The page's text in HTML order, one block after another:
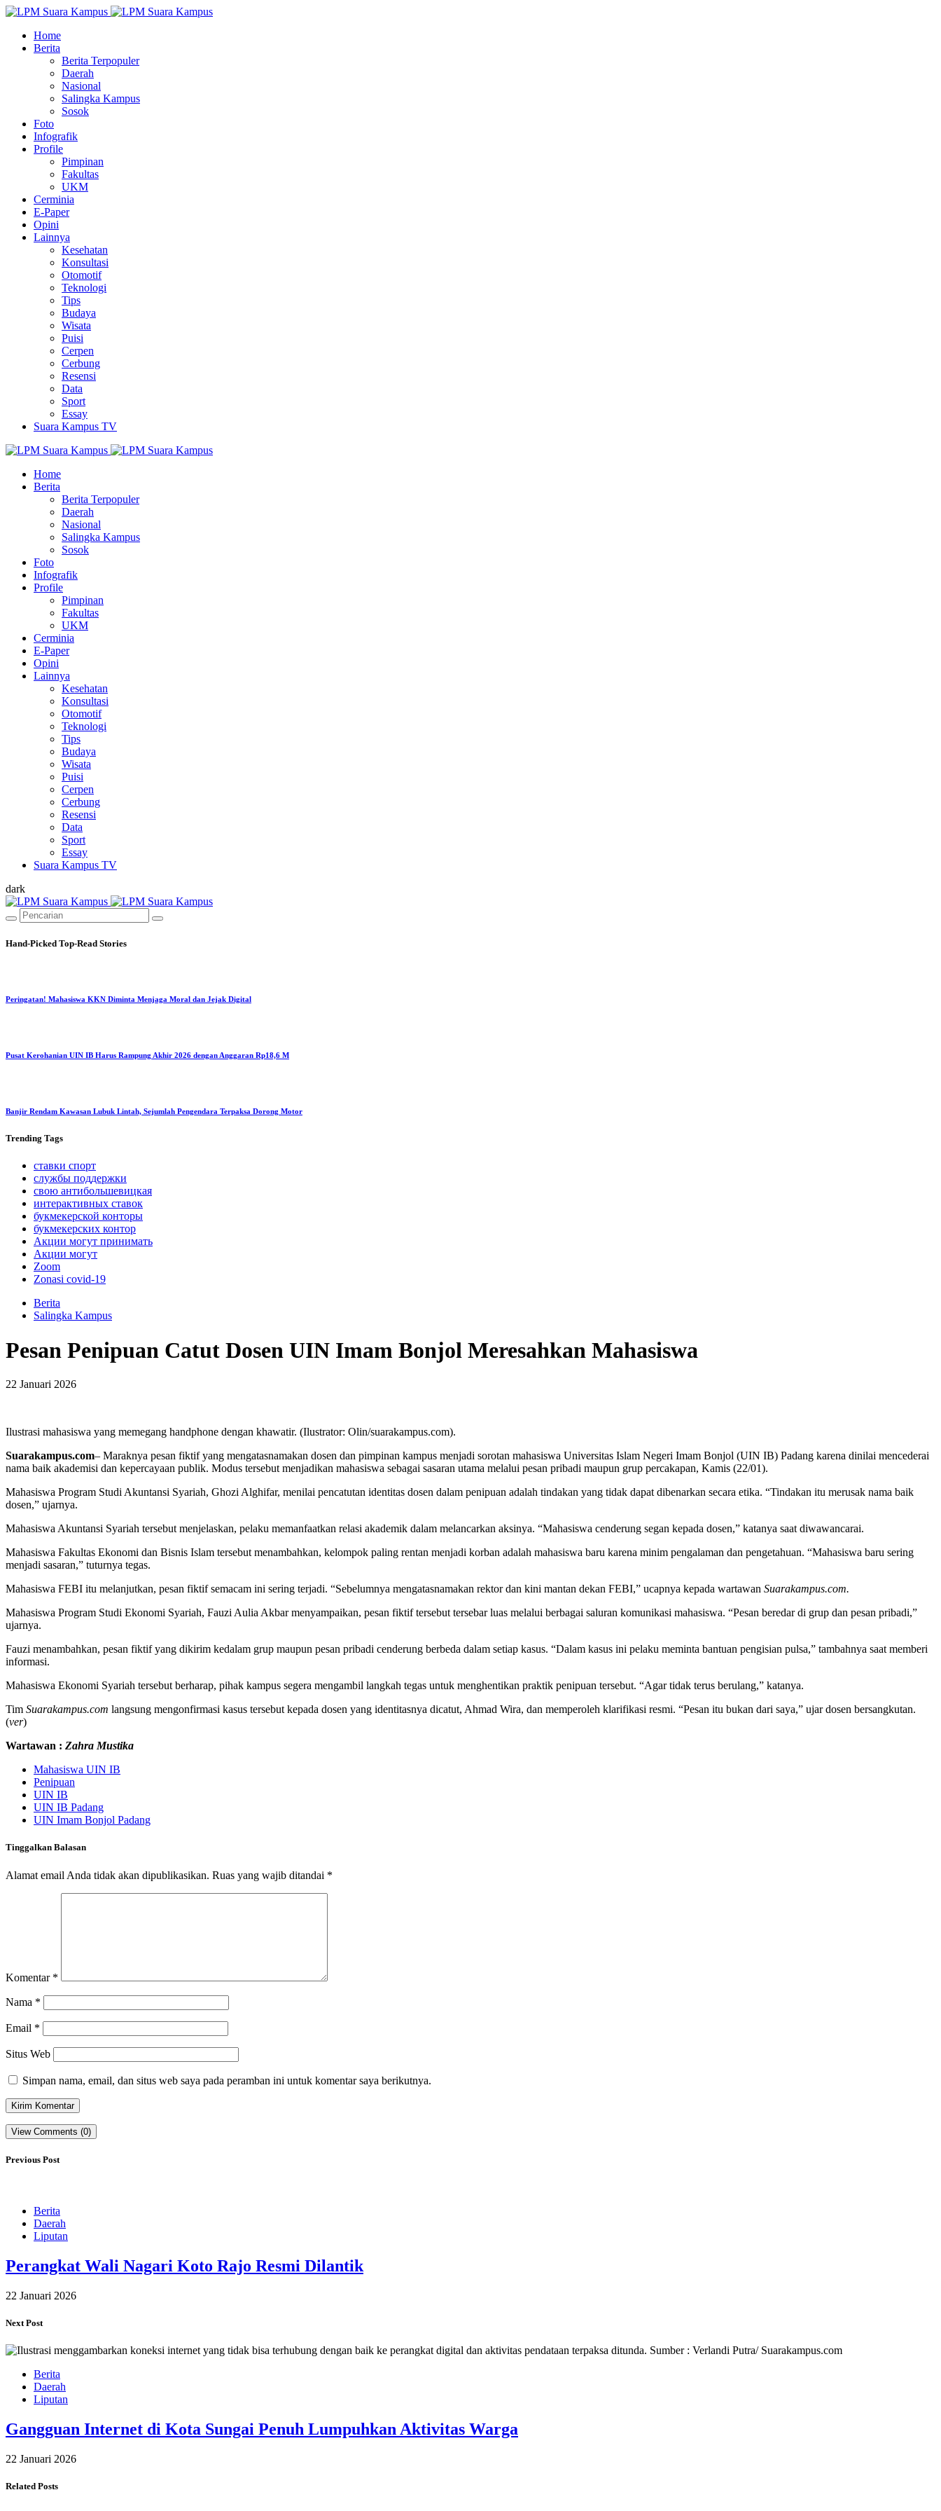
Home
Berita
Berita Terpopuler
Daerah
Nasional
Salingka Kampus
Sosok
Foto
Infografik
Profile
Pimpinan
Fakultas
UKM
Cerminia
E-Paper
Opini
Lainnya
Kesehatan
Konsultasi
Otomotif
Teknologi
Tips
Budaya
Wisata
Puisi
Cerpen
Cerbung
Resensi
Data
Sport
Essay
Suara Kampus TV
Home
Berita
Berita Terpopuler
Daerah
Nasional
Salingka Kampus
Sosok
Foto
Infografik
Profile
Pimpinan
Fakultas
UKM
Cerminia
E-Paper
Opini
Lainnya
Kesehatan
Konsultasi
Otomotif
Teknologi
Tips
Budaya
Wisata
Puisi
Cerpen
Cerbung
Resensi
Data
Sport
Essay
Suara Kampus TV
dark
Hand-Picked Top-Read Stories
Peringatan! Mahasiswa KKN Diminta Menjaga Moral dan Jejak Digital
Pusat Kerohanian UIN IB Harus Rampung Akhir 2026 dengan Anggaran Rp18,6 M
Banjir Rendam Kawasan Lubuk Lintah, Sejumlah Pengendara Terpaksa Dorong Motor
Trending Tags
ставки спорт
службы поддержки
свою антибольшевицкая
интерактивных ставок
букмекерской конторы
букмекерских контор
Акции могут принимать
Акции могут
Zoom
Zonasi covid-19
Berita
Salingka Kampus
Pesan Penipuan Catut Dosen UIN Imam Bonjol Meresahkan Mahasiswa
22 Januari 2026
Ilustrasi mahasiswa yang memegang handphone dengan khawatir. (Ilustrator: Olin/suarakampus.com).
Suarakampus.com– Maraknya pesan fiktif yang mengatasnamakan dosen dan pimpinan kampus menjadi sorotan mahasiswa Universitas Islam Negeri Imam Bonjol (UIN IB) Padang karena dinilai mencederai
nama baik akademisi dan kepercayaan publik. Modus tersebut menjadikan mahasiswa sebagai sasaran utama melalui pesan pribadi maupun grup percakapan, Kamis (22/01).
Mahasiswa Program Studi Akuntansi Syariah, Ghozi Alghifar, menilai pencatutan identitas dosen dalam penipuan adalah tindakan yang tidak dapat dibenarkan secara etika. “Tindakan itu merusak nama baik
dosen,” ujarnya.
Mahasiswa Akuntansi Syariah tersebut menjelaskan, pelaku memanfaatkan relasi akademik dalam melancarkan aksinya. “Mahasiswa cenderung segan kepada dosen,” katanya saat diwawancarai.
Mahasiswa Fakultas Ekonomi dan Bisnis Islam tersebut menambahkan, kelompok paling rentan menjadi korban adalah mahasiswa baru karena minim pengalaman dan pengetahuan. “Mahasiswa baru sering
menjadi sasaran,” tuturnya tegas.
Mahasiswa FEBI itu melanjutkan, pesan fiktif semacam ini sering terjadi. “Sebelumnya mengatasnamakan rektor dan kini mantan dekan FEBI,” ucapnya kepada wartawan Suarakampus.com.
Mahasiswa Program Studi Ekonomi Syariah, Fauzi Aulia Akbar menyampaikan, pesan fiktif tersebut tersebar luas melalui berbagai saluran komunikasi mahasiswa. “Pesan beredar di grup dan pesan pribadi,”
ujarnya.
Fauzi menambahkan, pesan fiktif yang dikirim kedalam grup maupun pesan pribadi cenderung berbeda dalam setiap kasus. “Dalam kasus ini pelaku meminta bantuan pengisian pulsa,” tambahnya saat memberi
informasi.
Mahasiswa Ekonomi Syariah tersebut berharap, pihak kampus segera mengambil langkah tegas untuk menghentikan praktik penipuan tersebut. “Agar tidak terus berulang,” katanya.
Tim Suarakampus.com langsung mengonfirmasi kasus tersebut kepada dosen yang identitasnya dicatut, Ahmad Wira, dan memperoleh klarifikasi resmi. “Pesan itu bukan dari saya,” ujar dosen bersangkutan.
(ver)
Wartawan : Zahra Mustika
Mahasiswa UIN IB
Penipuan
UIN IB
UIN IB Padang
UIN Imam Bonjol Padang
Tinggalkan Balasan
Alamat email Anda tidak akan dipublikasikan. Ruas yang wajib ditandai *
Komentar *
Nama *
Email *
Situs Web
Simpan nama, email, dan situs web saya pada peramban ini untuk komentar saya berikutnya.
View Comments (0)
Previous Post
Berita
Daerah
Liputan
Perangkat Wali Nagari Koto Rajo Resmi Dilantik
22 Januari 2026
Next Post
Berita
Daerah
Liputan
Gangguan Internet di Kota Sungai Penuh Lumpuhkan Aktivitas Warga
22 Januari 2026
Related Posts